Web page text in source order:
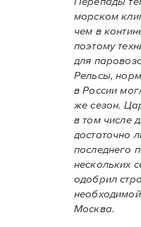
морском
чем в
поэтому
для
Рельсы,
в России
же сезон.
в том числе
достаточно
последнего
нескольких
одобрил
Москва.